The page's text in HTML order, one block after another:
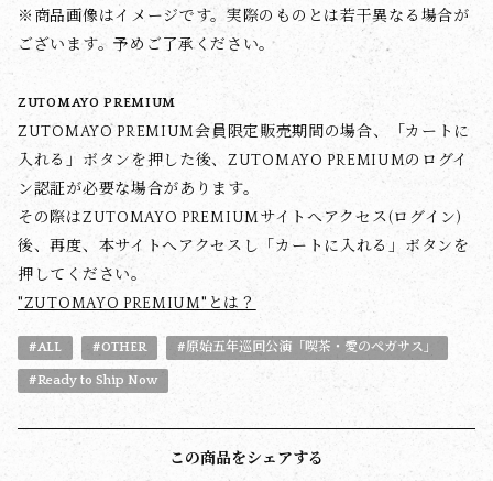
※商品画像はイメージです。実際のものとは若干異なる場合が
ございます。予めご了承ください。
ZUTOMAYO PREMIUM
ZUTOMAYO PREMIUM会員限定販売期間の場合、「カートに
入れる」ボタンを押した後、ZUTOMAYO PREMIUMのログイ
ン認証が必要な場合があります。
その際はZUTOMAYO PREMIUMサイトへアクセス(ログイン)
後、再度、本サイトへアクセスし「カートに入れる」ボタンを
押してください。
"ZUTOMAYO PREMIUM"とは？
#ALL #OTHER #原始五年巡回公演「喫茶・愛のペガサス」
#Ready to Ship Now
この商品をシェアする